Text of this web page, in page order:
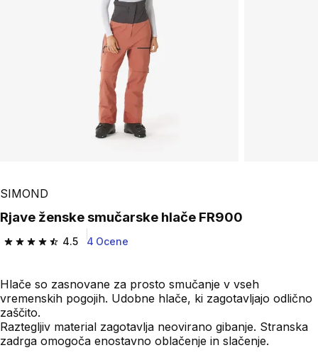
SIMOND
Rjave ženske smučarske hlače FR900
4.5
4.5 od 5 zvezdic from 4 ocene
4 Ocene
Hlače so zasnovane za prosto smučanje v vseh
vremenskih pogojih. Udobne hlače, ki zagotavljajo odlično
zaščito.
Raztegljiv material zagotavlja neovirano gibanje. Stranska
zadrga omogoča enostavno oblačenje in slačenje.